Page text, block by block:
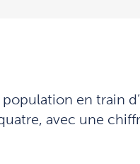
en train
avec une